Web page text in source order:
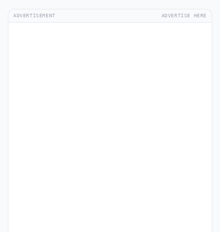
ADVERTISEMENT ADVERTISE HERE